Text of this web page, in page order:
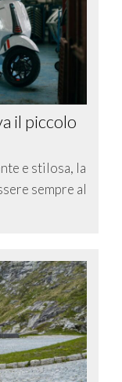
il piccolo
e stilosa, la
sempre al